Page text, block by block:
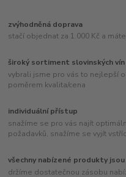
zvýhodněná doprava
stačí objednat za 1.000 Kč a
široký sortiment slovinských
vybrali jsme pro vás to nejlepší
poměrem kvalita/cena
individuální přístup
snažíme se pro vás najít
požadavků, snažíme se vyjít
všechny nabízené produkty
držíme dostatečnou zásobu